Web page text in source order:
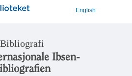
English
Bibliografi
Ibsen-